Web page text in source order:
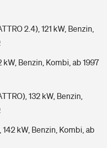
2.4), 121 kW, Benzin,
kW, Benzin, Kombi, ab 1997
132 kW, Benzin,
kW, Benzin, Kombi, ab